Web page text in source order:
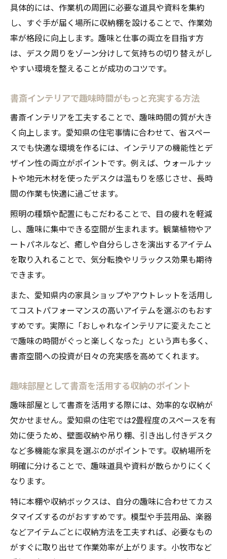
具体的には、作業机の周囲に必要な道具や資料を集約
し、すぐ手が届く場所に収納棚を設けることで、作業効
率が格段に向上します。趣味と仕事の両立を目指す方
は、デスク周りをゾーン分けして気持ちの切り替えがし
やすい環境を整えることが成功のコツです。
書斎インテリアで趣味時間がもっと充実する方法
書斎インテリアを工夫することで、趣味時間の質が大き
く向上します。愛知県の住宅事情に合わせて、省スペー
スでも快適な環境を作るには、インテリアの機能性とデ
ザイン性の両立がポイントです。例えば、ウォールナッ
トや地元木材を使ったデスクは温もりを感じさせ、長時
間の作業も快適に過ごせます。
照明の種類や配置にもこだわることで、目の疲れを軽減
し、趣味に集中できる空間が生まれます。観葉植物やア
ートパネルなど、癒しや自分らしさを演出するアイテム
を取り入れることで、気分転換やリラックス効果も期待
できます。
また、愛知県内の家具ショップやアウトレットを活用し
てコストパフォーマンスの高いアイテムを選ぶのもおす
すめです。実際に「おしゃれなインテリアに変えたこと
で趣味の時間がぐっと楽しくなった」という声も多く、
書斎空間への投資が日々の充実感を高めてくれます。
趣味部屋として書斎を活用する収納のポイント
趣味部屋として書斎を活用する際には、効率的な収納が
欠かせません。愛知県の住宅では2畳程度のスペースを有
効に使うため、壁面収納や吊り棚、引き出し付きデスク
など多機能な家具を選ぶのがポイントです。収納場所を
明確に分けることで、趣味道具や資料が散らかりにくく
なります。
特に本棚や収納ボックスは、自分の趣味に合わせてカス
タマイズするのがおすすめです。模型や手芸用品、楽器
などアイテムごとに収納方法を工夫すれば、必要なもの
がすぐに取り出せて作業効率が上がります。小牧市など